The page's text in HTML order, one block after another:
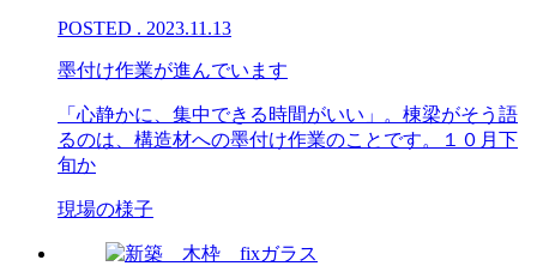
POSTED . 2023.11.13
墨付け作業が進んでいます
「心静かに、集中できる時間がいい」。棟梁がそう語
るのは、構造材への墨付け作業のことです。１０月下
旬か
現場の様子